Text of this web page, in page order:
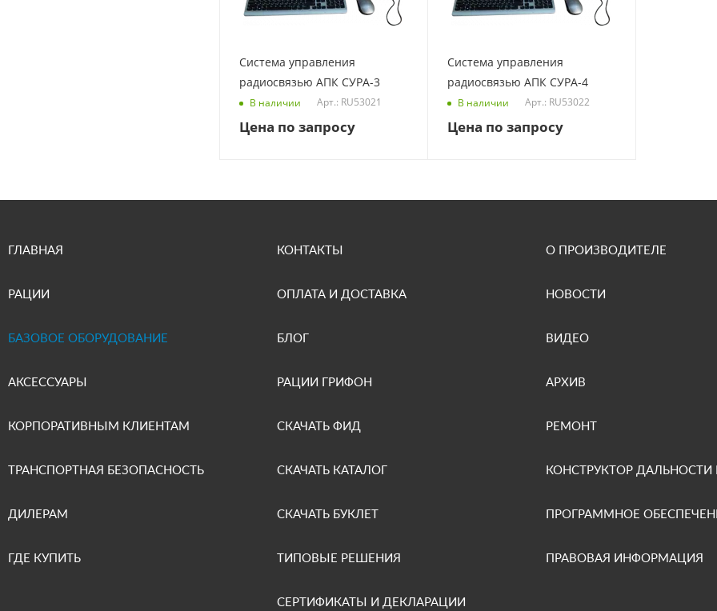
Система управления
радиосвязью АПК СУРА-3
В наличии Арт.: RU53021
Цена по запросу
Система управления
радиосвязью АПК СУРА-4
В наличии Арт.: RU53022
Цена по запросу
ГЛАВНАЯ
РАЦИИ
БАЗОВОЕ ОБОРУДОВАНИЕ
АКСЕССУАРЫ
КОРПОРАТИВНЫМ КЛИЕНТАМ
ТРАНСПОРТНАЯ БЕЗОПАСНОСТЬ
ДИЛЕРАМ
ГДЕ КУПИТЬ
КОНТАКТЫ
ОПЛАТА И ДОСТАВКА
БЛОГ
РАЦИИ ГРИФОН
СКАЧАТЬ ФИД
СКАЧАТЬ КАТАЛОГ
СКАЧАТЬ БУКЛЕТ
ТИПОВЫЕ РЕШЕНИЯ
СЕРТИФИКАТЫ И ДЕКЛАРАЦИИ
О ПРОИЗВОДИТЕЛЕ
НОВОСТИ
ВИДЕО
АРХИВ
РЕМОНТ
КОНСТРУКТОР ДАЛЬНОСТИ
ПРОГРАММНОЕ
ПРАВОВАЯ ИНФОРМАЦИЯ